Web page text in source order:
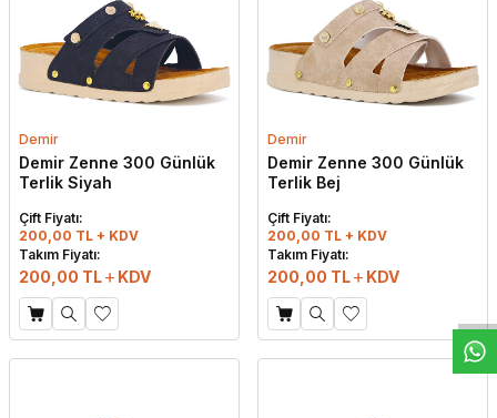
Demir
Demir Zenne 300 Günlük
Terlik Siyah
Çift Fiyatı:
200,00 TL + KDV
Takım Fiyatı:
200,00 TL KDV
Demir
Demir Zenne 300 Günlük
Terlik Bej
Çift Fiyatı:
200,00 TL + KDV
Takım Fiyatı:
200,00 TL KDV